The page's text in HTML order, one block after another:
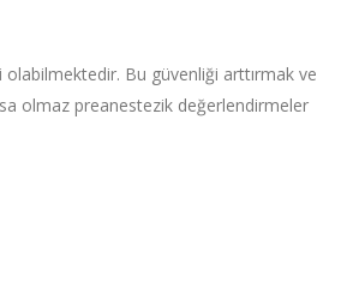
Bu güvenliği arttırmak ve
olmaz preanestezik değerlendirmeler